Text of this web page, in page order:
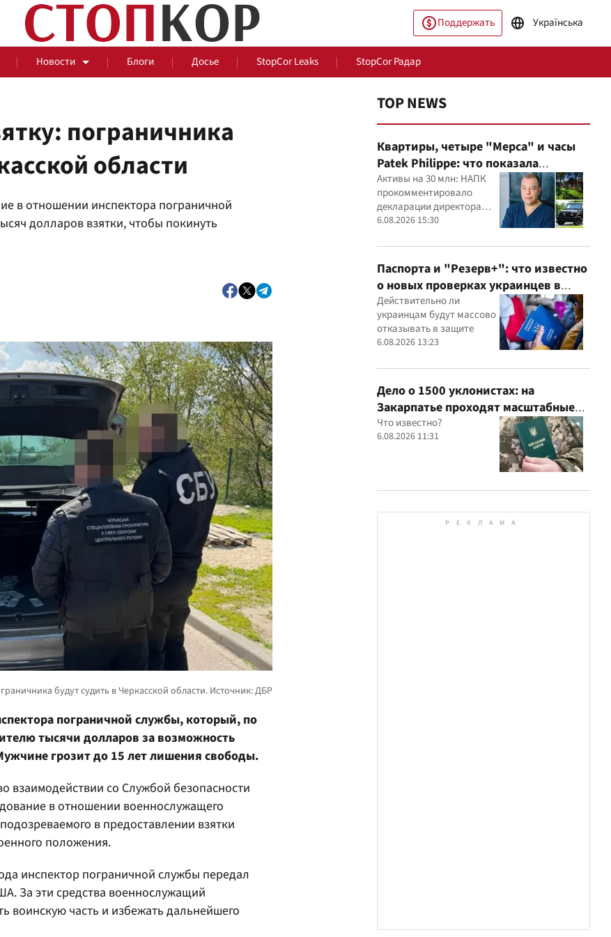
Поддержать Українська
Новости Блоги Досье StopCor Leaks StopCor Радар
За оградой
пограничника
области
в отношении инспектора пограничной
долларов взятки, чтобы покинуть
пограничной службы, который, по
тысячи долларов за возможность
грозит до 15 лет лишения свободы.
взаимодействии со Службой безопасности
в отношении военнослужащего
подозреваемого в предоставлении взятки
положения.
инспектор пограничной службы передал
За эти средства военнослужащий
воинскую часть и избежать дальнейшего
TOP NEWS
Квартиры, четыре "Мерса" и часы
Patek Philippe: что показала
проверка деклараций руководителя
детского кардиоцентра
Маньковского и что говорит НАПК?
Активы на 30 млн: НАПК
прокомментировало
декларации директора
кардиоцентра Георгия
6.08.2026 15:30
Паспорта и "Резерв+": что известно
о новых проверках украинцев в
Румынии
Действительно ли
украинцам будут массово
отказывать в защите
6.08.2026 13:23
Дело о 1500 уклонистах: на
Закарпатье проходят масштабные
обыски в ТЦК, – Глагола
Что известно?
6.08.2026 11:31